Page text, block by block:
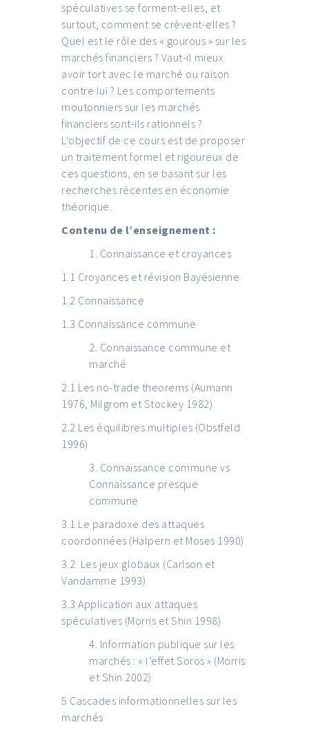
spéculatives se forment-elles, et
surtout, comment se crèvent-elles ?
Quel est le rôle des « gourous » sur les
marchés financiers ? Vaut-il mieux
avoir tort avec le marché ou raison
contre lui ? Les comportements
moutonniers sur les marchés
financiers sont-ils rationnels ?
L’objectif de ce cours est de proposer
un traitement formel et rigoureux de
ces questions, en se basant sur les
recherches récentes en économie
théorique.
Contenu de l’enseignement :
Connaissance et croyances
1.1 Croyances et révision Bayésienne
1.2 Connaissance
1.3 Connaissance commune
Connaissance commune et
marché
2.1 Les no-trade theorems (Aumann
1976, Milgrom et Stockey 1982)
2.2 Les équilibres multiples (Obstfeld
1996)
Connaissance commune vs
Connaissance presque
commune
3.1 Le paradoxe des attaques
coordonnées (Halpern et Moses 1990)
3.2 Les jeux globaux (Carlson et
Vandamme 1993)
3.3 Application aux attaques
spéculatives (Morris et Shin 1998)
Information publique sur les
marchés : « l’effet Soros » (Morris
et Shin 2002)
5 Cascades informationnelles sur les
marchés